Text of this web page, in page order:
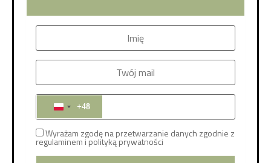
POLAND +48
+48
Wyrażam zgodę na przetwarzanie danych zgodnie z
regulaminem ipolityką prywatności